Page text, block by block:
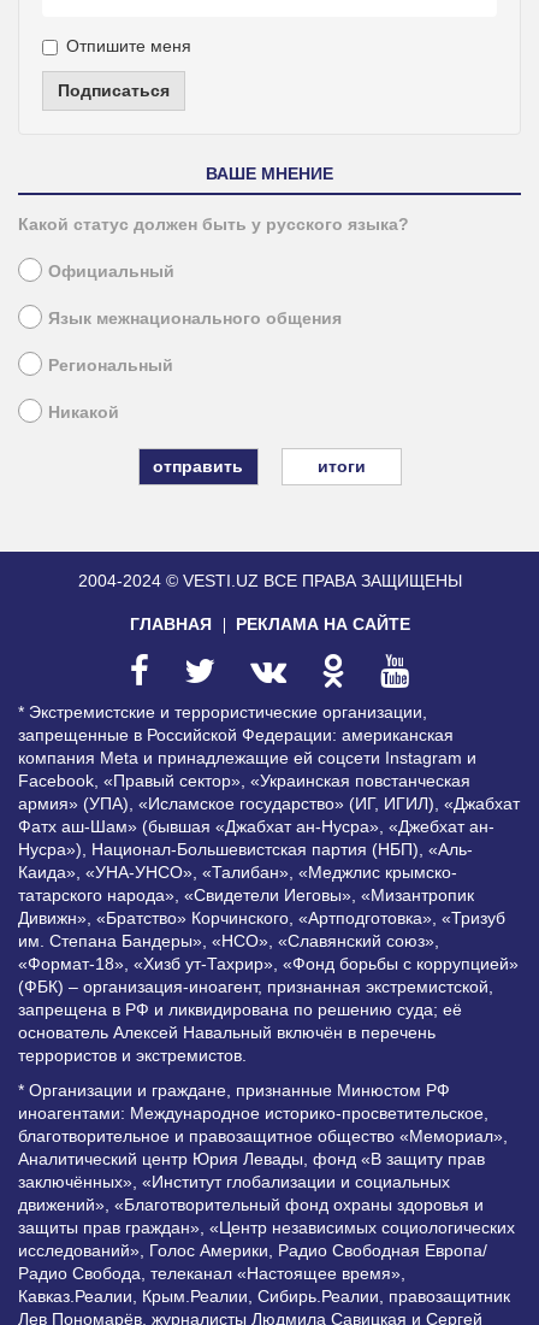
Отпишите меня
Подписаться
ВАШЕ МНЕНИЕ
Какой статус должен быть у русского языка?
Официальный
Язык межнационального общения
Региональный
Никакой
итоги
2004-2024 © VESTI.UZ ВСЕ ПРАВА ЗАЩИЩЕНЫ
ГЛАВНАЯ РЕКЛАМА НА САЙТЕ
* Экстремистские и террористические организации,
запрещенные в Российской Федерации: американская
компания Meta и принадлежащие ей соцсети Instagram и
Facebook, «Правый сектор», «Украинская повстанческая
армия» (УПА), «Исламское государство» (ИГ, ИГИЛ), «Джабхат
Фатх аш-Шам» (бывшая «Джабхат ан-Нусра», «Джебхат ан-
Нусра»), Национал-Большевистская партия (НБП), «Аль-
Каида», «УНА-УНСО», «Талибан», «Меджлис крымско-
татарского народа», «Свидетели Иеговы», «Мизантропик
Дивижн», «Братство» Корчинского, «Артподготовка», «Тризуб
им. Степана Бандеры», «НСО», «Славянский союз»,
«Формат-18», «Хизб ут-Тахрир», «Фонд борьбы с коррупцией»
(ФБК) – организация-иноагент, признанная экстремистской,
запрещена в РФ и ликвидирована по решению суда; её
основатель Алексей Навальный включён в перечень
террористов и экстремистов.
* Организации и граждане, признанные Минюстом РФ
иноагентами: Международное историко-просветительское,
благотворительное и правозащитное общество «Мемориал»,
Аналитический центр Юрия Левады, фонд «В защиту прав
заключённых», «Институт глобализации и социальных
движений», «Благотворительный фонд охраны здоровья и
защиты прав граждан», «Центр независимых социологических
исследований», Голос Америки, Радио Свободная Европа/
Радио Свобода, телеканал «Настоящее время»,
Кавказ.Реалии, Крым.Реалии, Сибирь.Реалии, правозащитник
Лев Пономарёв, журналисты Людмила Савицкая и Сергей